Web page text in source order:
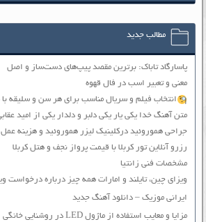
مطالب جدید
پاسارگاد تاباک: برترین مقصد پیپ‌های دست‌ساز و اصل
معنی و تعبیر اسب در فال قهوه
انتخاب فیلم و سریال مناسب برای هر سن و سلیقه
متن آهنگ خدا یکی یار یکی دلبر و دلدار یکی از امید
جراحی هموروئید درکلینیک لیزر هموروئید و هزینه عمل
رزرو آنلاین تور کربلا با قیمت پرواز نجف و هتل کربلا
مشخصات فنی زانتیا
ویزای چین، تایلند و امارات همه چیز درباره درخواست
ایرانی موزیک – دانلود آهنگ جدید
مزایا و معایب استفاده از ماژول LED در روشنایی خانگی